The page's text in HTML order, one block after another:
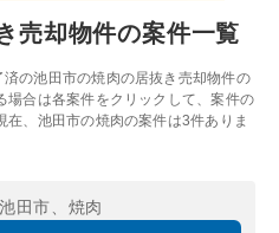
売却物件の案件一覧
の池田市の焼肉の居抜き売却物件の
場合は各案件をクリックして、案件の
、池田市の焼肉の案件は3件ありま
田市、焼肉